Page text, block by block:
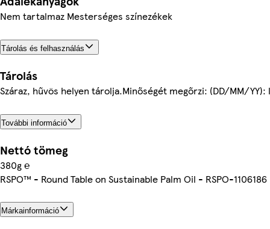
Nem tartalmaz Mesterséges színezékek
Tárolás és felhasználás
Tárolás
Száraz, hűvös helyen tárolja.Minőségét megőrzi: (DD/MM/YY):
További információ
Nettó tömeg
380g ℮
RSPO™ - Round Table on Sustainable Palm Oil - RSPO-1106186
Márkainformáció